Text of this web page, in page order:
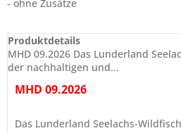
- ohne Zusätze
Produktdetails
MHD 09.2026 Das Lunderland
der nachhaltigen und...
MHD 09.2026
Das Lunderland Seelachs-